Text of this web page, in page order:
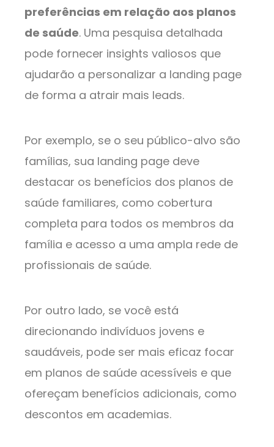
preferências em relação aos planos
de saúde. Uma pesquisa detalhada
pode fornecer insights valiosos que
ajudarão a personalizar a landing page
de forma a atrair mais leads.
Por exemplo, se o seu público-alvo são
famílias, sua landing page deve
destacar os benefícios dos planos de
saúde familiares, como cobertura
completa para todos os membros da
família e acesso a uma ampla rede de
profissionais de saúde.
Por outro lado, se você está
direcionando indivíduos jovens e
saudáveis, pode ser mais eficaz focar
em planos de saúde acessíveis e que
ofereçam benefícios adicionais, como
descontos em academias.